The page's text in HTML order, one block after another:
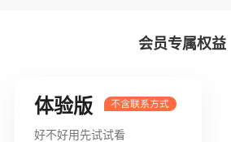
会员专属权益
体验版
好不好用先试试看